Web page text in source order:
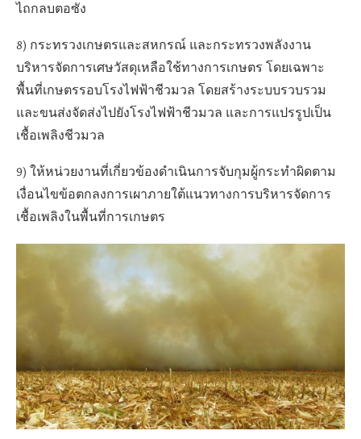
ไถกลบตอซัง
8) กระทรวงเกษตรและสหกรณ์ และกระทรวงพลังงาน
บริหารจัดการเศษวัสดุเหลือใช้ทางการเกษตร โดยเฉพาะ
พื้นที่เกษตรรอบโรงไฟฟ้าชีวมวล โดยสร้างระบบรวบรวม
และขนส่งจัดส่งไปยังโรงไฟฟ้าชีวมวล และการแปรรูปเป็น
เชื้อเพลิงชีวมวล
9) ให้หน่วยงานที่เกี่ยวข้องดำเนินการจับกุมผู้กระทำผิดตาม
เงื่อนไขข้อตกลงการเผาภายใต้แนวทางการบริหารจัดการ
เชื้อเพลิงในพื้นที่การเกษตร